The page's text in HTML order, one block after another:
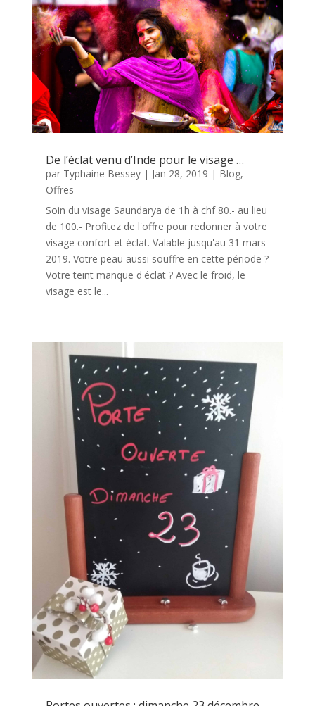
De l’éclat venu d’Inde pour le visage …
par Typhaine Bessey| Jan 28, 2019 | Blog,
Offres
Soin du visage Saundarya de 1h à chf 80.- au lieu
de 100.- Profitez de l'offre pour redonner à votre
visage confort et éclat. Valable jusqu'au 31 mars
2019. Votre peau aussi souffre en cette période ?
Votre teint manque d'éclat ? Avec le froid, le
visage est le...